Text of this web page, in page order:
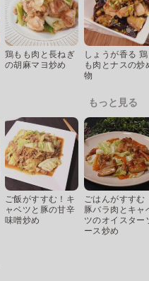
鶏もも肉と長ねぎ
の胡麻マヨ炒め
しょうが香る
も肉とナスの炒
物
もっと見る
ご飯がすすむ！キ
ャベツと豚の甘辛
味噌炒め
ごはんがすすむ
豚バラ肉とキャ
ツのオイスター
ース炒め